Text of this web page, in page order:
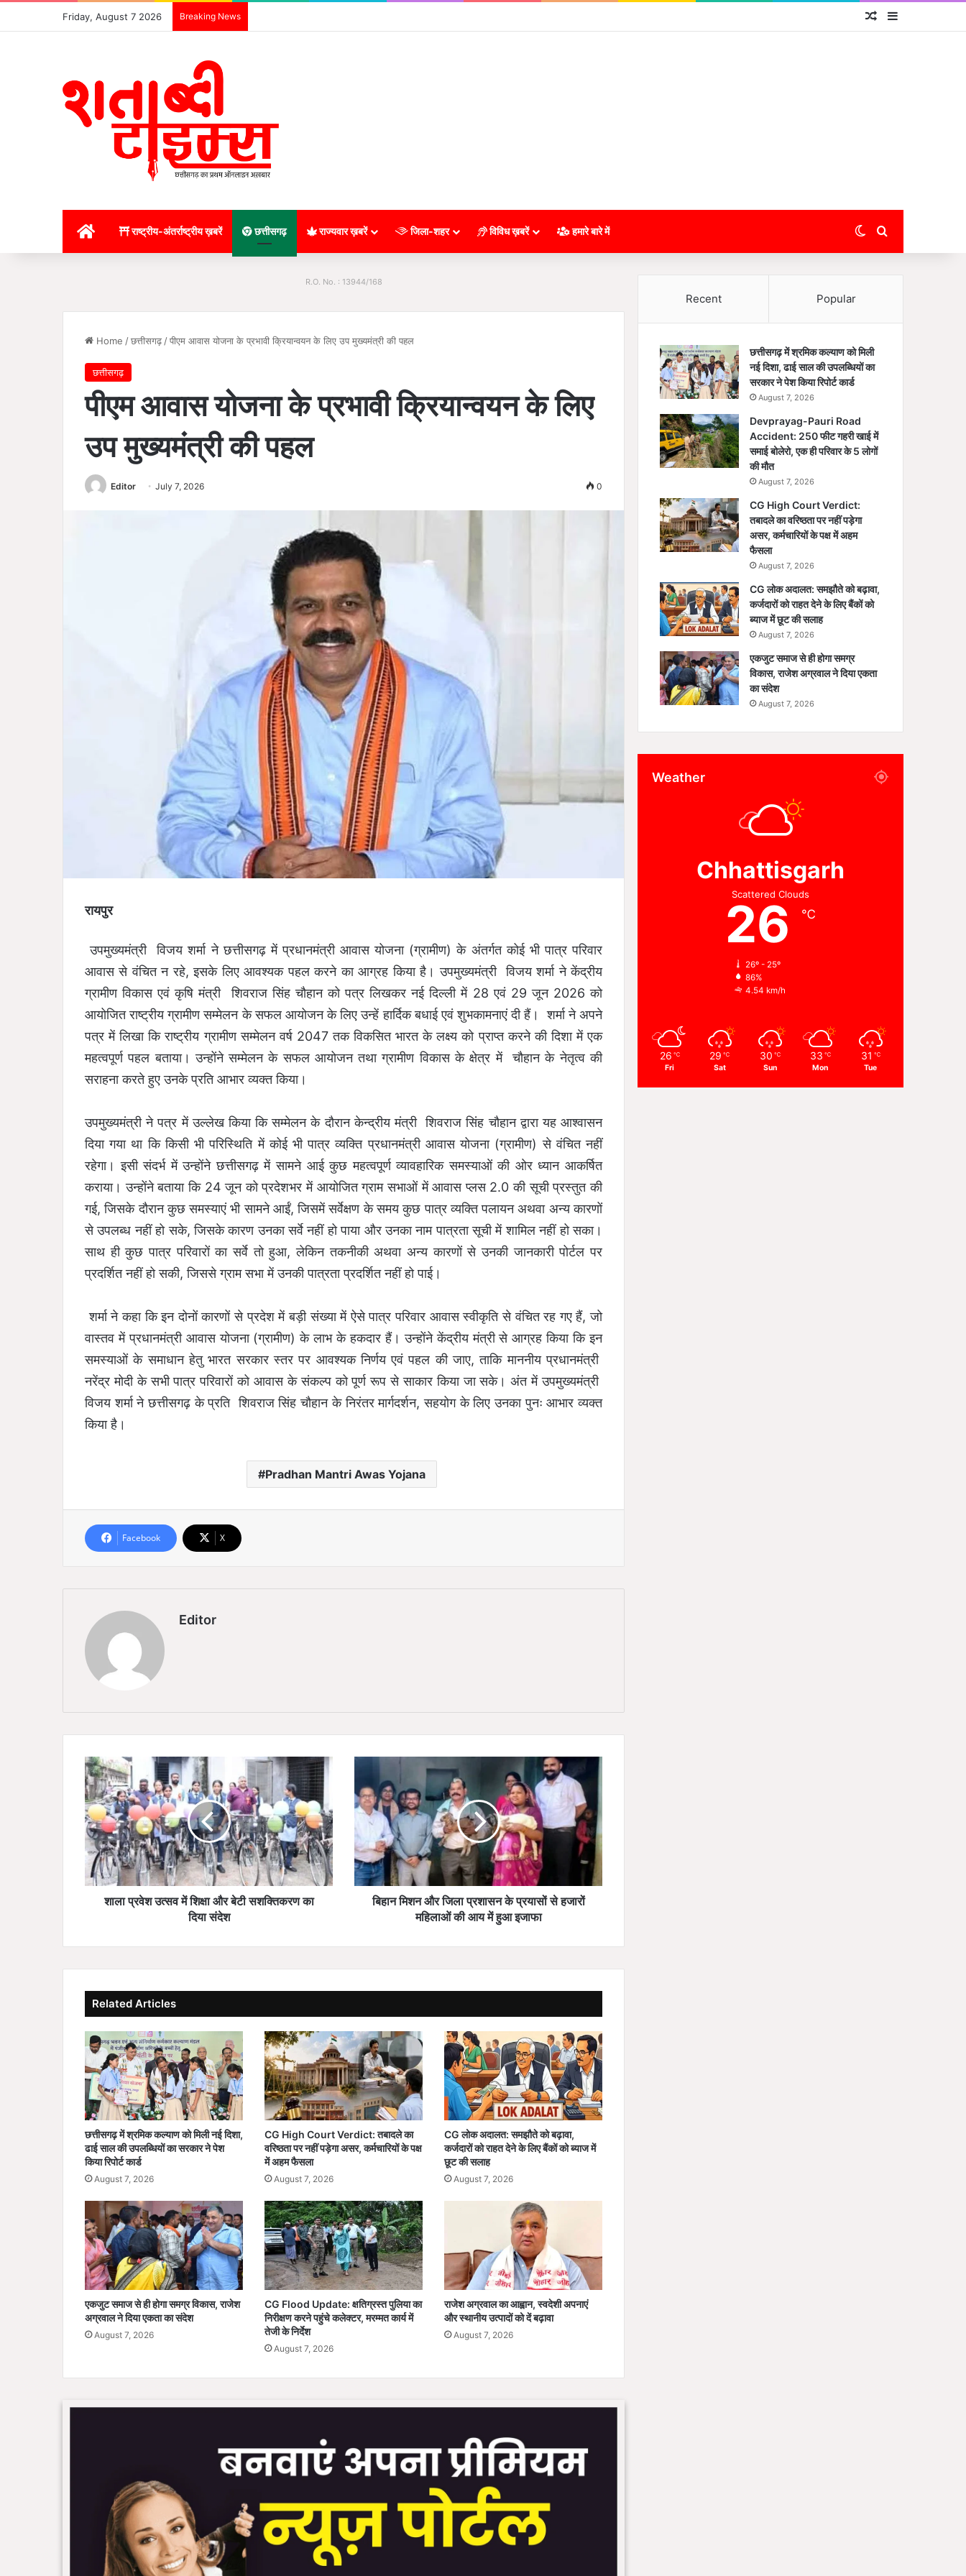
Friday, August 7 2026 Breaking News Random Article
राष्ट्रीय-अंतर्राष्ट्रीय ख़बरें छत्तीसगढ़ राज्यवार ख़बरें जिला-शहर विविध ख़बरें हमारे बारे में Switch skin
R.O. No. : 13944/168
Home /छत्तीसगढ़ /पीएम आवास योजना के प्रभावी क्रियान्वयन के लिए उप मुख्यमंत्री की पहल
छत्तीसगढ़
पीएम आवास योजना के प्रभावी क्रियान्वयन के लिए
उप मुख्यमंत्री की पहल
Editor July 7, 2026 0
रायपुर
उपमुख्यमंत्री विजय शर्मा ने छत्तीसगढ़ में प्रधानमंत्री आवास योजना (ग्रामीण) के अंतर्गत कोई भी पात्र परिवार
आवास से वंचित न रहे, इसके लिए आवश्यक पहल करने का आग्रह किया है। उपमुख्यमंत्री विजय शर्मा ने केंद्रीय
ग्रामीण विकास एवं कृषि मंत्री शिवराज सिंह चौहान को पत्र लिखकर नई दिल्ली में 28 एवं 29 जून 2026 को
आयोजित राष्ट्रीय ग्रामीण सम्मेलन के सफल आयोजन के लिए उन्हें हार्दिक बधाई एवं शुभकामनाएं दी हैं। शर्मा ने अपने
पत्र में लिखा कि राष्ट्रीय ग्रामीण सम्मेलन वर्ष 2047 तक विकसित भारत के लक्ष्य को प्राप्त करने की दिशा में एक
महत्वपूर्ण पहल बताया। उन्होंने सम्मेलन के सफल आयोजन तथा ग्रामीण विकास के क्षेत्र में चौहान के नेतृत्व की
सराहना करते हुए उनके प्रति आभार व्यक्त किया।
उपमुख्यमंत्री ने पत्र में उल्लेख किया कि सम्मेलन के दौरान केन्द्रीय मंत्री शिवराज सिंह चौहान द्वारा यह आश्वासन
दिया गया था कि किसी भी परिस्थिति में कोई भी पात्र व्यक्ति प्रधानमंत्री आवास योजना (ग्रामीण) से वंचित नहीं
रहेगा। इसी संदर्भ में उन्होंने छत्तीसगढ़ में सामने आई कुछ महत्वपूर्ण व्यावहारिक समस्याओं की ओर ध्यान आकर्षित
कराया। उन्होंने बताया कि 24 जून को प्रदेशभर में आयोजित ग्राम सभाओं में आवास प्लस 2.0 की सूची प्रस्तुत की
गई, जिसके दौरान कुछ समस्याएं भी सामने आईं, जिसमें सर्वेक्षण के समय कुछ पात्र व्यक्ति पलायन अथवा अन्य कारणों
से उपलब्ध नहीं हो सके, जिसके कारण उनका सर्वे नहीं हो पाया और उनका नाम पात्रता सूची में शामिल नहीं हो सका।
साथ ही कुछ पात्र परिवारों का सर्वे तो हुआ, लेकिन तकनीकी अथवा अन्य कारणों से उनकी जानकारी पोर्टल पर
प्रदर्शित नहीं हो सकी, जिससे ग्राम सभा में उनकी पात्रता प्रदर्शित नहीं हो पाई।
शर्मा ने कहा कि इन दोनों कारणों से प्रदेश में बड़ी संख्या में ऐसे पात्र परिवार आवास स्वीकृति से वंचित रह गए हैं, जो
वास्तव में प्रधानमंत्री आवास योजना (ग्रामीण) के लाभ के हकदार हैं। उन्होंने केंद्रीय मंत्री से आग्रह किया कि इन
समस्याओं के समाधान हेतु भारत सरकार स्तर पर आवश्यक निर्णय एवं पहल की जाए, ताकि माननीय प्रधानमंत्री
नरेंद्र मोदी के सभी पात्र परिवारों को आवास के संकल्प को पूर्ण रूप से साकार किया जा सके। अंत में उपमुख्यमंत्री
विजय शर्मा ने छत्तीसगढ़ के प्रति शिवराज सिंह चौहान के निरंतर मार्गदर्शन, सहयोग के लिए उनका पुनः आभार व्यक्त
किया है।
Pradhan Mantri Awas Yojana
Facebook X
Editor
शा
ला
प्र
वे
श
उ
त्स
में
र
स
क्ति
क
र
ण
का
दि
या
दे
श
शाला प्रवेश उत्सव में शिक्षा और बेटी सशक्तिकरण का
दिया संदेश
न
मि
न
औ
र
जि
स
प्र
सों
से
ह
जा
रों
म
हि
ओं
की
में
हु
आ
इ
जा
फा
बिहान मिशन और जिला प्रशासन के प्रयासों से हजारों
महिलाओं की आय में हुआ इजाफा
Related Articles
छत्तीसगढ़ में श्रमिक कल्याण को मिली नई दिशा,
ढाई साल की उपलब्धियों का सरकार ने पेश
किया रिपोर्ट कार्ड
August 7, 2026
CG High Court Verdict: तबादले का
वरिष्ठता पर नहीं पड़ेगा असर, कर्मचारियों के पक्ष
में अहम फैसला
August 7, 2026
CG लोक अदालत: समझौते को बढ़ावा,
कर्जदारों को राहत देने के लिए बैंकों को ब्याज में
छूट की सलाह
August 7, 2026
एकजुट समाज से ही होगा समग्र विकास, राजेश
अग्रवाल ने दिया एकता का संदेश
August 7, 2026
CG Flood Update: क्षतिग्रस्त पुलिया का
निरीक्षण करने पहुंचे कलेक्टर, मरम्मत कार्य में
तेजी के निर्देश
August 7, 2026
राजेश अग्रवाल का आह्वान, स्वदेशी अपनाएं
और स्थानीय उत्पादों को दें बढ़ावा
August 7, 2026
Recent Popular
छत्तीसगढ़ में श्रमिक कल्याण को मिली
नई दिशा, ढाई साल की उपलब्धियों का
सरकार ने पेश किया रिपोर्ट कार्ड
August 7, 2026
Devprayag-Pauri Road
Accident: 250 फीट गहरी खाई में
समाई बोलेरो, एक ही परिवार के 5 लोगों
की मौत
August 7, 2026
CG High Court Verdict:
तबादले का वरिष्ठता पर नहीं पड़ेगा
असर, कर्मचारियों के पक्ष में अहम
फैसला
August 7, 2026
CG लोक अदालत: समझौते को बढ़ावा,
कर्जदारों को राहत देने के लिए बैंकों को
ब्याज में छूट की सलाह
August 7, 2026
एकजुट समाज से ही होगा समग्र
विकास, राजेश अग्रवाल ने दिया एकता
का संदेश
August 7, 2026
Weather
Chhattisgarh
Scattered Clouds
26 ℃
26º - 25º
86%
4.54 km/h
26 ℃
Fri
29 ℃
Sat
30 ℃
Sun
33 ℃
Mon
31 ℃
Tue